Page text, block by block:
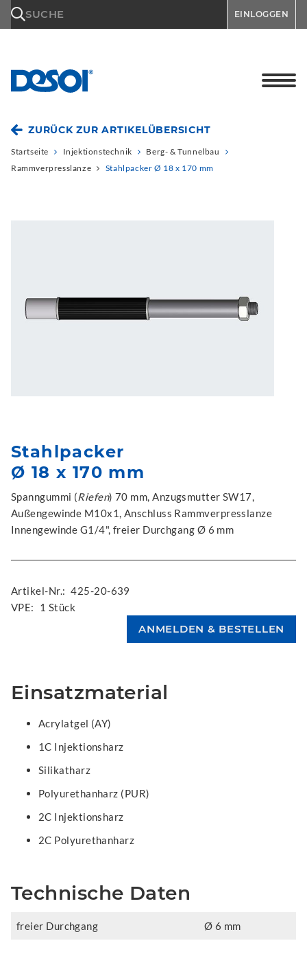
SUCHE EINLOGGEN
ZURÜCK ZUR ARTIKELÜBERSICHT
Startseite Injektionstechnik
Berg- & Tunnelbau
Rammverpresslanze
Stahlpacker Ø 18 x 170 mm
Stahlpacker
Ø 18 x 170 mm
Spanngummi (Riefen) 70 mm, Anzugsmutter SW17,
Außengewinde M10x1, Anschluss Rammverpresslanze
Innengewinde G1/4", freier Durchgang Ø 6 mm
Artikel-Nr.: 425-20-639
VPE:
1 Stück
Einsatzmaterial
Acrylatgel (AY)
1C Injektionsharz
Silikatharz
Polyurethanharz (PUR)
2C Injektionsharz
2C Polyurethanharz
Technische Daten
freier Durchgang Ø 6 mm